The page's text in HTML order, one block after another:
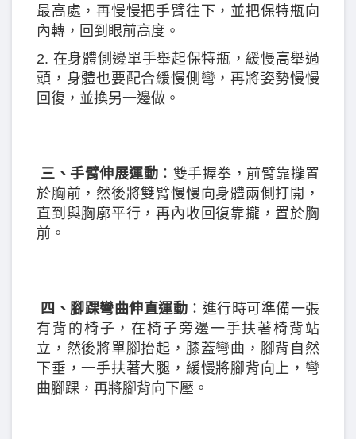
最高處，再慢慢把手臂往下，並把保特瓶向
內轉，回到眼前高度。
2. 在身體側邊單手舉起保特瓶，緩慢高舉過
頭，身體也要配合緩慢側彎，再將姿勢慢慢
回復，並換另一邊做。
三、手臂伸展運動 ：雙手握拳，前臂靠攏置
於胸前，然後將雙臂慢慢向身體兩側打開，
直到與胸廓平行，再內收回復靠攏，置於胸
前。
四、腳踝彎曲伸直運動 ：進行時可準備一張
有背的椅子，在椅子旁邊一手扶著椅背站
立，然後將單腳抬起，膝蓋彎曲，腳背自然
下垂，一手扶著大腿，緩慢將腳背向上，彎
曲腳踝，再將腳背向下壓。